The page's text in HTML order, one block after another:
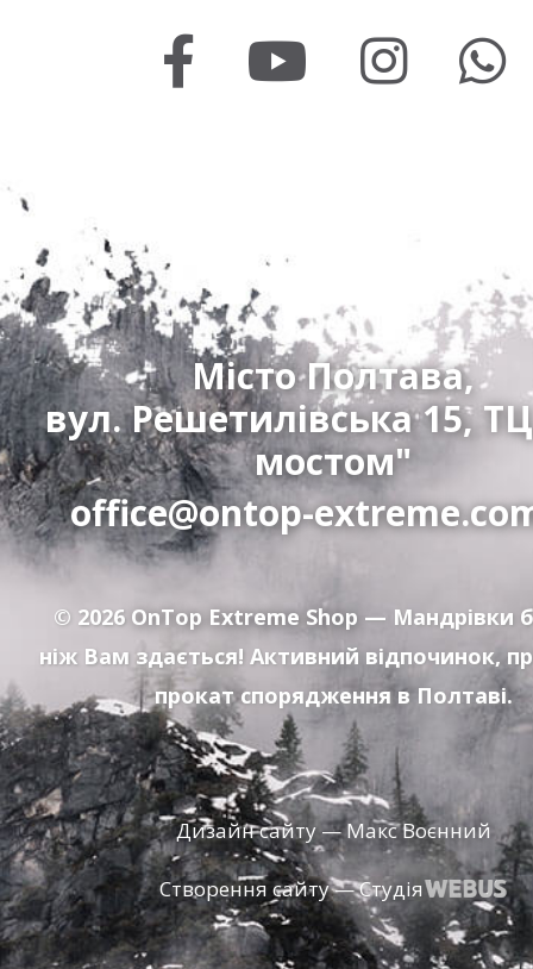
Місто Полтава,
вул. Решетилівська 15,
мостом"
office@ontop-
© 2026 OnTop Extreme Shop — Мандрівки
ніж Вам здається! Активний відпочинок,
прокат спорядження в Полтаві.
Дизайн сайту — Макс Воєнний
Створення сайту — Студія